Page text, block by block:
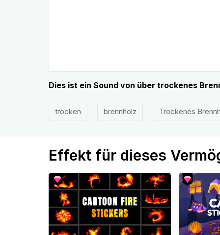
Dies ist ein Sound von über trockenes
trocken brennholz Trockenes
Effekt für dieses